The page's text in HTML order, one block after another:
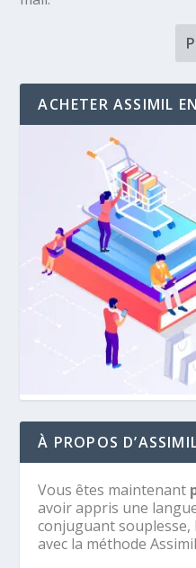
ACHETER ASSIMIL
À PROPOS
Vous êtes maintenant
avoir appris une
conjuguant
avec la méthode